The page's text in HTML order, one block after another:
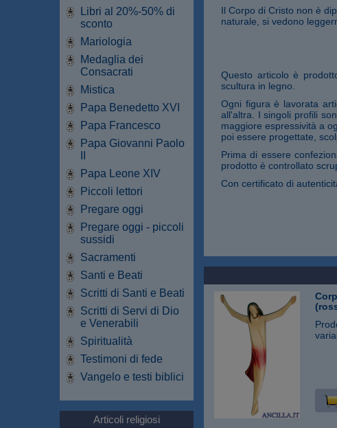
Libri al 20%-50% di
sconto
Mariologia
Medaglia dei
Consacrati
Mistica
Papa Benedetto XVI
Papa Francesco
Papa Giovanni Paolo
Papa Leone XIV
Piccoli lettori
Pregare oggi
Pregare oggi - piccoli
sussidi
Sacramenti
Santi e Beati
Scritti di Santi e Beati
Scritti di Servi di Dio
e Venerabili
Spiritualità
Testimoni di fede
Vangelo e testi biblici
Articoli religiosi
Il Corpo di Cristo non è
naturale, si vedono
Questo articolo è
scultura in legno.
Ogni figura è lavorata
all'altra. I singoli profili
maggiore espressività a
poi essere progettate,
Prima di essere
prodotto è controllato
Con certificato di